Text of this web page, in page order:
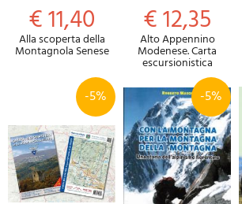
€ 11,40
Alla scoperta della
Montagnola Senese
€ 12,35
Alto Appennino
Modenese. Carta
escursionistica
-5% -5%